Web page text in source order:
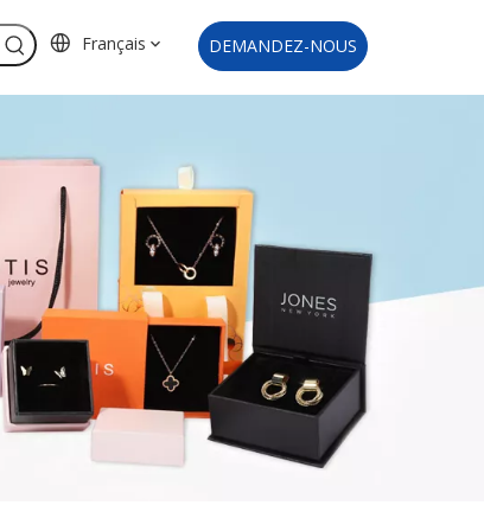
Français DEMANDEZ-NOUS